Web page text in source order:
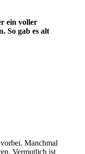
ein voller
So gab es alt
Manchmal
Vermutlich ist